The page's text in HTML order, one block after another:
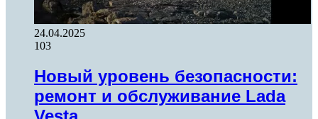
24.04.2025
103
Новый уровень безопасности:
ремонт и обслуживание Lada